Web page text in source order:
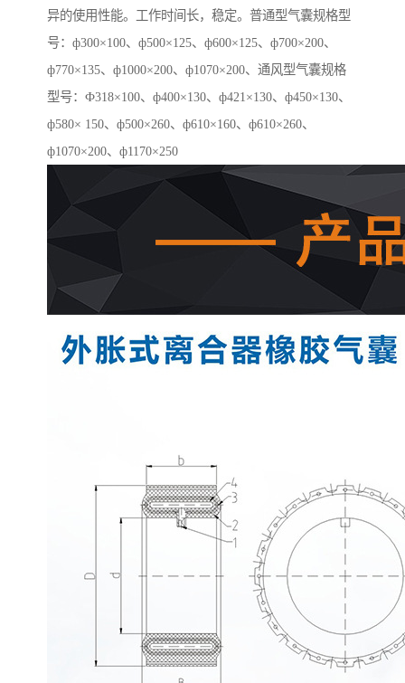
异的使用性能。工作时间长，稳定。普通型气囊规格型
号：ф300×100、ф500×125、ф600×125、ф700×200、
ф770×135、ф1000×200、ф1070×200、通风型气囊规格
型号：Ф318×100、ф400×130、ф421×130、ф450×130、
ф580× 150、ф500×260、ф610×160、ф610×260、
ф1070×200、ф1170×250